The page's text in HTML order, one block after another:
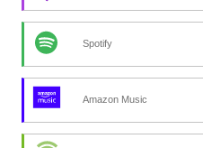
Spotify
Amazon Music